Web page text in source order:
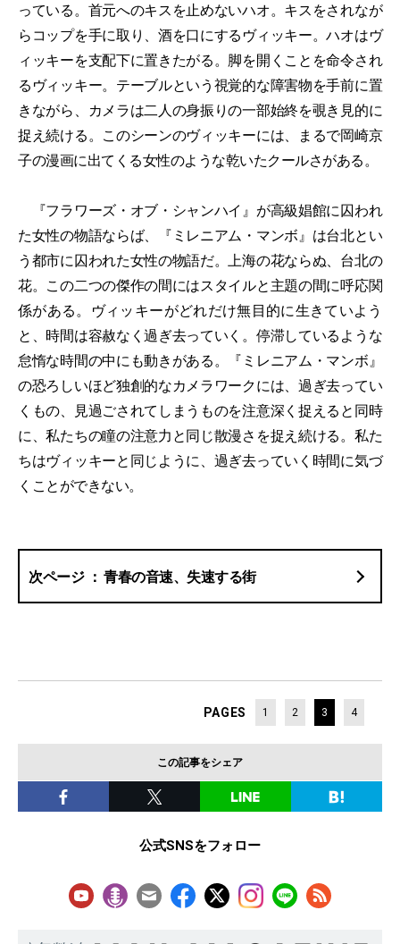
っている。首元へのキスを止めないハオ。キスをされなが
らコップを手に取り、酒を口にするヴィッキー。ハオはヴ
ィッキーを支配下に置きたがる。脚を開くことを命令され
るヴィッキー。テーブルという視覚的な障害物を手前に置
きながら、カメラは二人の身振りの一部始終を覗き見的に
捉え続ける。このシーンのヴィッキーには、まるで岡崎京
子の漫画に出てくる女性のような乾いたクールさがある。
『フラワーズ・オブ・シャンハイ』が高級娼館に囚われ
た女性の物語ならば、『ミレニアム・マンボ』は台北とい
う都市に囚われた女性の物語だ。上海の花ならぬ、台北の
花。この二つの傑作の間にはスタイルと主題の間に呼応関
係がある。ヴィッキーがどれだけ無目的に生きていよう
と、時間は容赦なく過ぎ去っていく。停滞しているような
怠惰な時間の中にも動きがある。『ミレニアム・マンボ』
の恐ろしいほど独創的なカメラワークには、過ぎ去ってい
くもの、見過ごされてしまうものを注意深く捉えると同時
に、私たちの瞳の注意力と同じ散漫さを捉え続ける。私た
ちはヴィッキーと同じように、過ぎ去っていく時間に気づ
くことができない。
青春の音速、失速する街
PAGES 1 2 3 4
この記事をシェア
公式SNSをフォロー